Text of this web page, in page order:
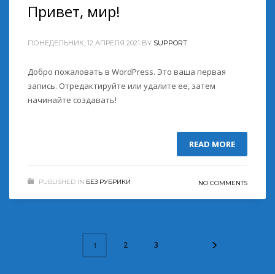
Привет, мир!
ПОНЕДЕЛЬНИК, 12 АПРЕЛЯ 2021 BY SUPPORT
Добро пожаловать в WordPress. Это ваша первая
запись. Отредактируйте или удалите ее, затем
начинайте создавать!
READ MORE
PUBLISHED IN БЕЗ РУБРИКИ NO COMMENTS
1 2 3